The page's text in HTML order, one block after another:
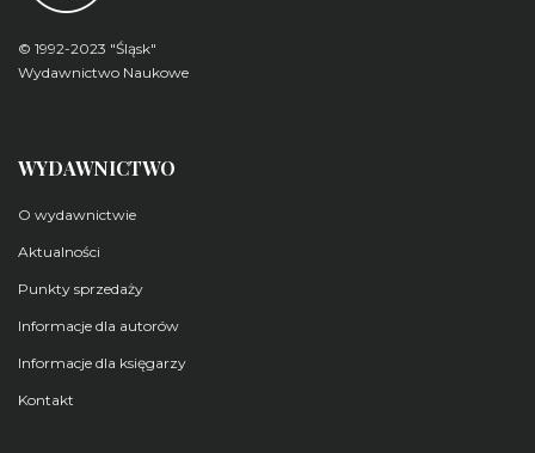
© 1992-2023 "Śląsk"
Wydawnictwo Naukowe
WYDAWNICTWO
O wydawnictwie
Aktualności
Punkty sprzedaży
Informacje dla autorów
Informacje dla księgarzy
Kontakt